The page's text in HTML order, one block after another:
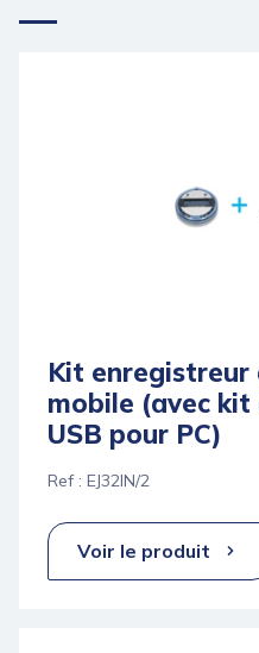
Kit
mobile (avec kit
USB pour PC)
Ref : EJ32IN/2
Voir le produit